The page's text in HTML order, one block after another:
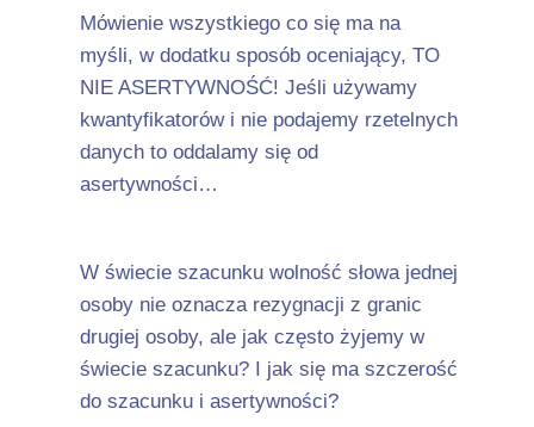
Mówienie wszystkiego co się ma na
myśli, w dodatku sposób oceniający, TO
NIE ASERTYWNOŚĆ! Jeśli używamy
kwantyfikatorów i nie podajemy rzetelnych
danych to oddalamy się od
asertywności…
W świecie szacunku wolność słowa jednej
osoby nie oznacza rezygnacji z granic
drugiej osoby, ale jak często żyjemy w
świecie szacunku? I jak się ma szczerość
do szacunku i asertywności?